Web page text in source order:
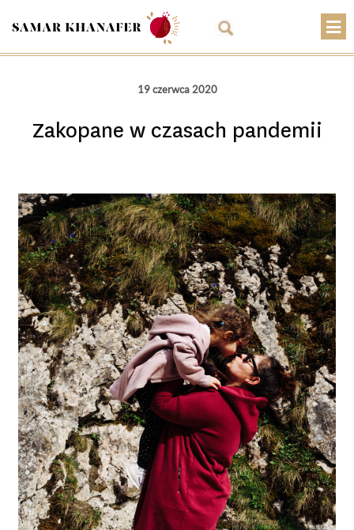
Artykuły
Kontakt
Sklep
Koszyk
PLN
19 czerwca 2020
Zakopane w czasach pandemii